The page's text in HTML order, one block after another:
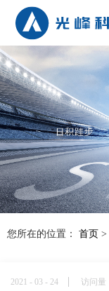
您所在的位置： 首页 >
2021 - 03 - 24 访问量